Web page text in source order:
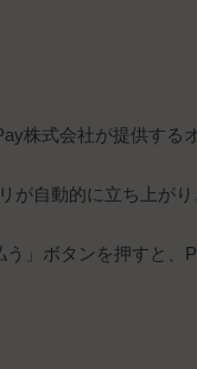
株式会社が提供する
が自動的に立ち上が
」ボタンを押すと、